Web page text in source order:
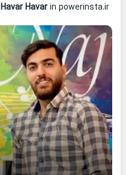
Havar Havar in powerinsta.ir